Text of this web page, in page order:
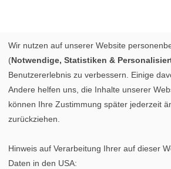
Wir nutzen auf unserer Website
(Notwendige, Statistiken &
Benutzererlebnis zu verbessern. Einige
Andere helfen uns, die Inhalte unserer
können Ihre Zustimmung später jederzeit
zurückziehen.
Hinweis auf Verarbeitung Ihrer auf dieser
Daten in den USA: